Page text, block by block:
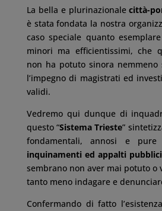
La bella e plurinazionalecittà-
è stata fondata la nostra
caso speciale quanto
minori ma efficientissimi, che
non ha potuto sinora nemmeno
l’impegno di magistrati ed
validi.
Vedremo qui dunque di
questo “Sistema Trieste”
fondamentali, annosi e
inquinamenti ed appalti pubblici
sembrano non aver mai potuto o
tanto meno indagare e
Confermando di fatto